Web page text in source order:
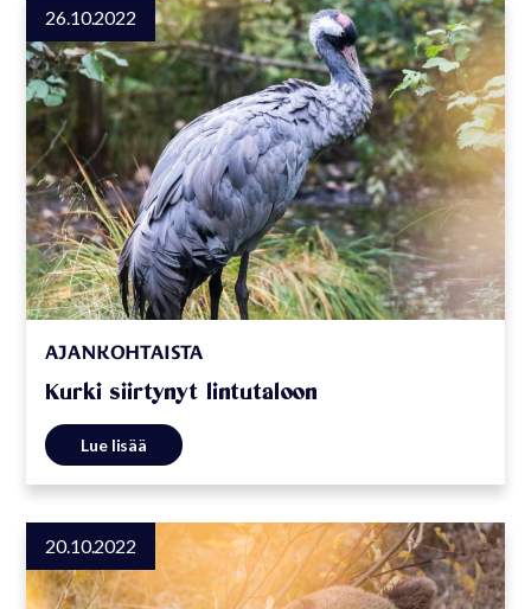
26.10.2022
AJANKOHTAISTA
Kurki siirtynyt lintutaloon
Lue lisää
20.10.2022